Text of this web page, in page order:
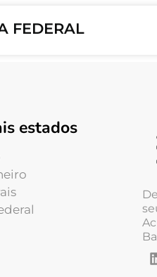
FEDERAL
estados